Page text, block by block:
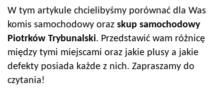
W tym artykule chcielibyśmy porównać dla Was
komis samochodowy oraz skup samochodowy
Piotrków Trybunalski. Przedstawić wam różnicę
między tymi miejscami oraz jakie plusy a jakie
defekty posiada każde z nich. Zapraszamy do
czytania!